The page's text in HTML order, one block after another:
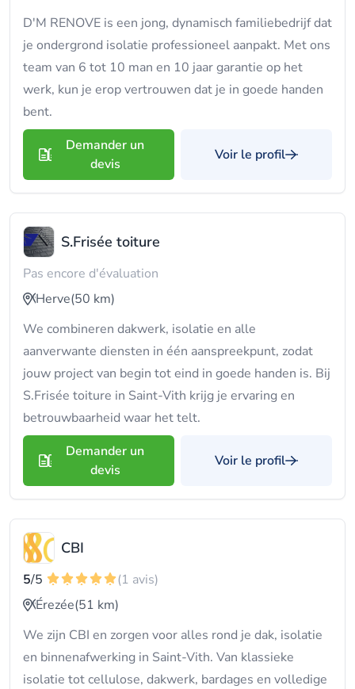
D'M RENOVE is een jong, dynamisch familiebedrijf dat
je ondergrond isolatie professioneel aanpakt. Met ons
team van 6 tot 10 man en 10 jaar garantie op het
werk, kun je erop vertrouwen dat je in goede handen
bent.
Demander un
devis
Voir le profil
S.Frisée toiture
Pas encore d'évaluation
Herve(50 km)
We combineren dakwerk, isolatie en alle
aanverwante diensten in één aanspreekpunt, zodat
jouw project van begin tot eind in goede handen is. Bij
S.Frisée toiture in Saint-Vith krijg je ervaring en
betrouwbaarheid waar het telt.
Demander un
devis
Voir le profil
CBI
5/5
(1 avis)
Érezée(51 km)
We zijn CBI en zorgen voor alles rond je dak, isolatie
en binnenafwerking in Saint-Vith. Van klassieke
isolatie tot cellulose, dakwerk, bardages en volledige